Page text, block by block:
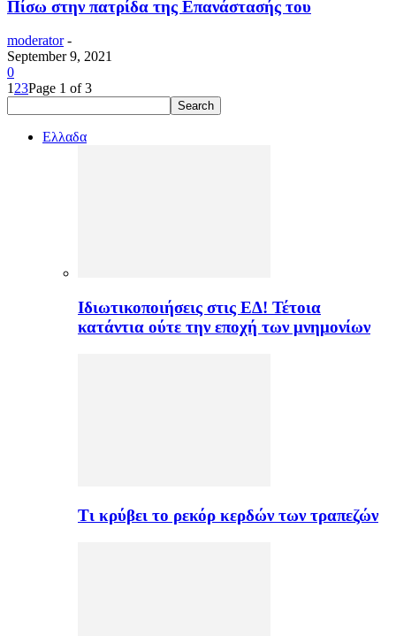
Πίσω στην πατρίδα της Επανάστασής του
moderator -
September 9, 2021
0
1 23Page 1 of 3
Ελλαδα
Ιδιωτικοποιήσεις στις ΕΔ! Τέτοια
κατάντια ούτε την εποχή των μνημονίων
Τι κρύβει το ρεκόρ κερδών των τραπεζών